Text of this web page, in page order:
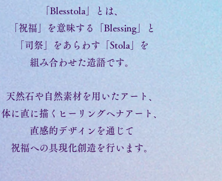
「Blesstola」とは、
「祝福」を意味する「Blessing」と
「司祭」をあらわす「Stola」を
組み合わせた造語です。
天然石や自然素材を用いたアート、
体に直に描くヒーリングヘナアート、
直感的デザインを通じて
祝福への具現化創造を行います。